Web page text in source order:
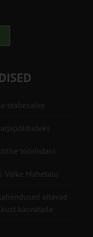
teabesalve
tööriistani
Väike Mahetalu
aitavad
kasvatada